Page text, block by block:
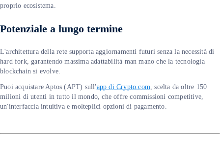
proprio ecosistema.
Potenziale a lungo termine
L'architettura della rete supporta aggiornamenti futuri senza la necessità di
hard fork, garantendo massima adattabilità man mano che la tecnologia
blockchain si evolve.
Puoi acquistare Aptos (APT) sull'app di Crypto.com, scelta da oltre 150
milioni di utenti in tutto il mondo, che offre commissioni competitive,
un'interfaccia intuitiva e molteplici opzioni di pagamento.